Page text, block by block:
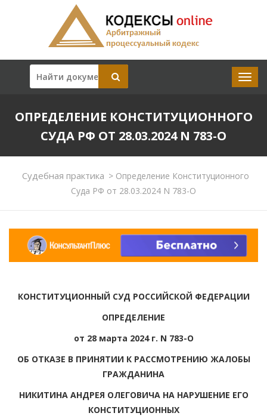
ОПРЕДЕЛЕНИЕ КОНСТИТУЦИОННОГО
СУДА РФ ОТ 28.03.2024 N 783-О
Судебная практика > Определение Конституционного
Суда РФ от 28.03.2024 N 783-О
КОНСТИТУЦИОННЫЙ СУД РОССИЙСКОЙ ФЕДЕРАЦИИ
ОПРЕДЕЛЕНИЕ
от 28 марта 2024 г. N 783-О
ОБ ОТКАЗЕ В ПРИНЯТИИ К РАССМОТРЕНИЮ ЖАЛОБЫ
ГРАЖДАНИНА
НИКИТИНА АНДРЕЯ ОЛЕГОВИЧА НА НАРУШЕНИЕ ЕГО
КОНСТИТУЦИОННЫХ